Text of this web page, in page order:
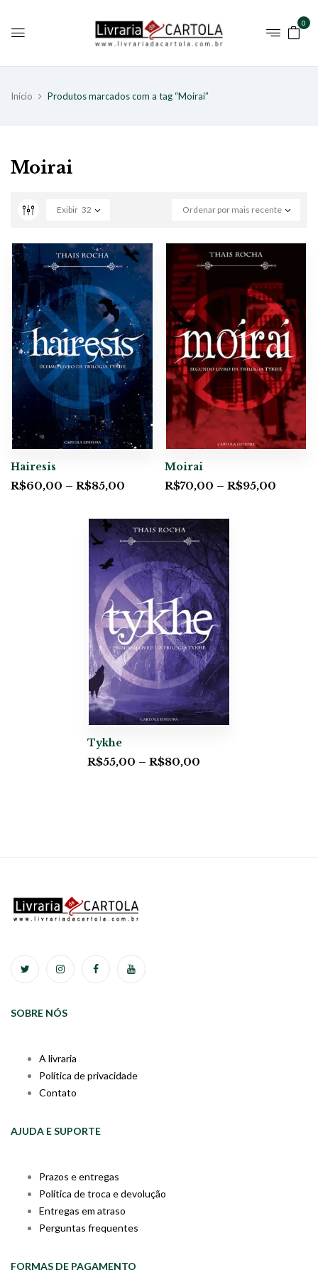
0
Início Produtos marcados com a tag “Moirai”
Moirai
Ordenar por mais recente
Exibir 32
Hairesis
R$60,00 – R$85,00
Moirai
R$70,00 – R$95,00
Tykhe
R$55,00 – R$80,00
SOBRE NÓS
A livraria
Política de privacidade
Contato
AJUDA E SUPORTE
Prazos e entregas
Política de troca e devolução
Entregas em atraso
Perguntas frequentes
FORMAS DE PAGAMENTO